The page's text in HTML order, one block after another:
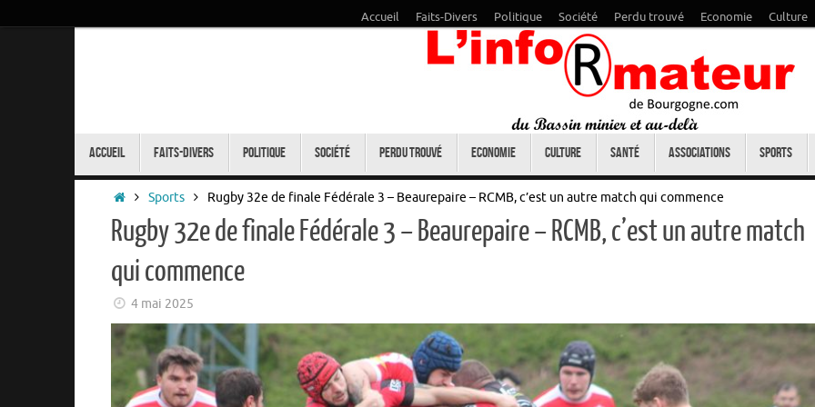
Accueil Faits-Divers Politique Société Perdu trouvé Economie Culture
Accueil Faits-Divers Politique Société Perdu trouvé Economie Culture Santé Associations Sports
Accueil
Sports Rugby 32e de finale Fédérale 3 – Beaurepaire – RCMB, c’est un autre match qui commence
Rugby 32e de finale Fédérale 3 – Beaurepaire – RCMB, c’est un autre match
qui commence
4 mai 2025